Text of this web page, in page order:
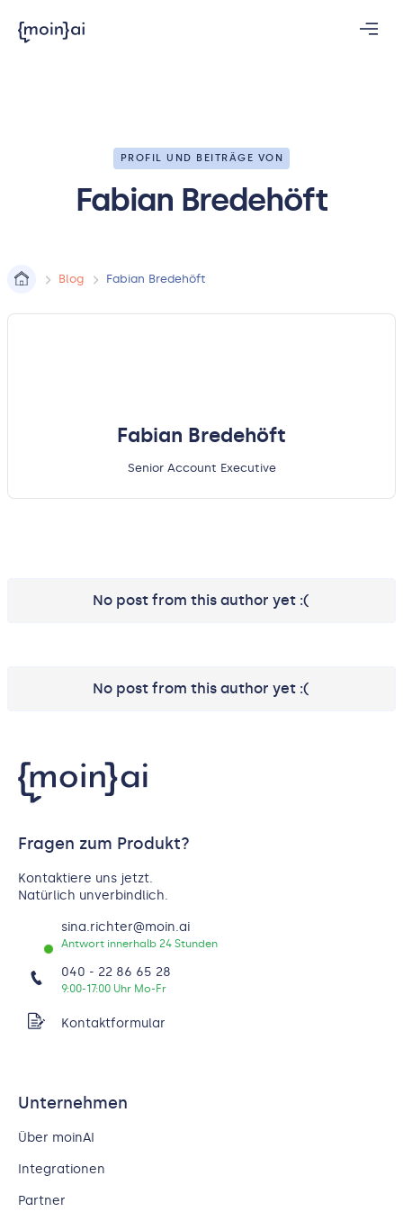
PROFIL UND BEITRÄGE VON
Fabian Bredehöft
Blog Fabian Bredehöft
Fabian Bredehöft
Senior Account Executive
No post from this author yet :(
No post from this author yet :(
Fragen zum Produkt?
Kontaktiere uns jetzt.
Natürlich unverbindlich.
sina.richter@moin.ai
Antwort innerhalb 24 Stunden
040 - 22 86 65 28
9:00-17:00 Uhr Mo-Fr
Kontaktformular
Unternehmen
Über moinAI
Integrationen
Partner